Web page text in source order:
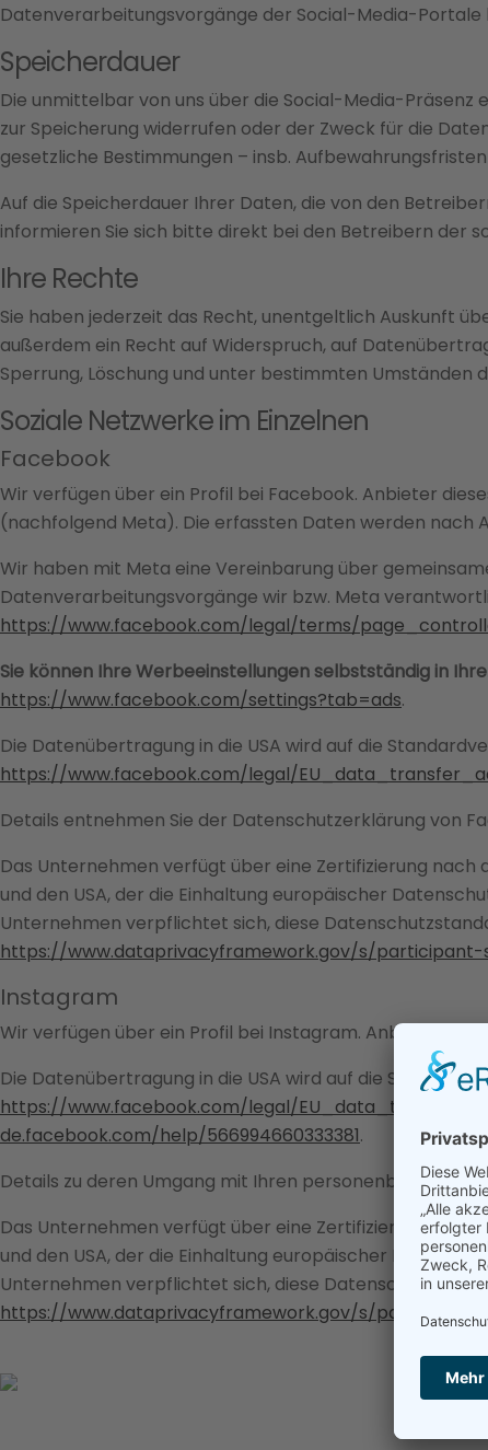
Datenverarbeitungsvorgänge der Social-Media-
Speicherdauer
Die unmittelbar von uns über die Social-Media-Präsenz
zur Speicherung widerrufen oder der Zweck für die
gesetzliche Bestimmungen – insb.
Auf die Speicherdauer Ihrer Daten, die von den
informieren Sie sich bitte direkt bei den Betreibern der
Ihre Rechte
Sie haben jederzeit das Recht, unentgeltlich Auskunft
außerdem ein Recht auf Widerspruch, auf
Sperrung, Löschung und unter bestimmten
Soziale Netzwerke im Einzelnen
Facebook
Wir verfügen über ein Profil bei Facebook. Anbieter
(nachfolgend Meta). Die erfassten Daten werden nach
Wir haben mit Meta eine Vereinbarung über
Datenverarbeitungsvorgänge wir bzw. Meta
https://www.facebook.com/legal/terms/
Sie können Ihre Werbeeinstellungen selbstständig in
https://www.facebook.com/settings?tab=ads.
Die Datenübertragung in die USA wird auf die
https://www.facebook.com/legal/
Details entnehmen Sie der Datenschutzerklärung von
Das Unternehmen verfügt über eine Zertifizierung nach
und den USA, der die Einhaltung europäischer
Unternehmen verpflichtet sich, diese
https://www.dataprivacyframework.gov/s/
Instagram
Wir verfügen über ein Profil bei Instagram. Anbieter
Die Datenübertragung in die USA wird auf die
https://www.facebook.com/legal/
de.facebook.com/help/566994660333381.
Details zu deren Umgang mit Ihren
Das Unternehmen verfügt über eine Zertifizierung nach
und den USA, der die Einhaltung europäischer
Unternehmen verpflichtet sich, diese
https://www.dataprivacyframework.gov/s/